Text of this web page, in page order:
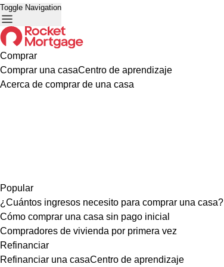
Toggle Navigation
Comprar
Comprar una casaCentro de aprendizaje
Acerca de comprar de una casa
Popular
¿Cuántos ingresos necesito para comprar una casa?
Cómo comprar una casa sin pago inicial
Compradores de vivienda por primera vez
Refinanciar
Refinanciar una casaCentro de aprendizaje